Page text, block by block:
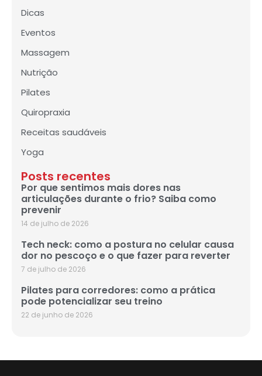
Dicas
Eventos
Massagem
Nutrição
Pilates
Quiropraxia
Receitas saudáveis
Yoga
Posts recentes
Por que sentimos mais dores nas
articulações durante o frio? Saiba como
prevenir
14 de julho de 2026
Tech neck: como a postura no celular causa
dor no pescoço e o que fazer para reverter
7 de julho de 2026
Pilates para corredores: como a prática
pode potencializar seu treino
22 de junho de 2026